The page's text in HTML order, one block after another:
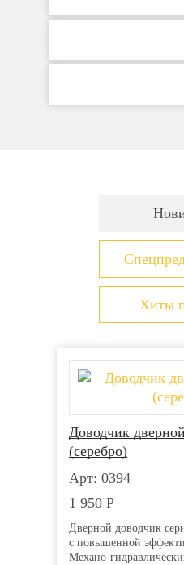
Хиты
Доводчик
(серебро)
Арт: 0394
1 950 Р
Дверной доводчик
с повышенной
Механо-